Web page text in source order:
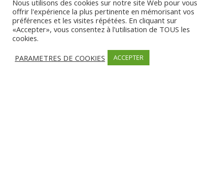
Nous utilisons des cookies sur notre site Web pour vous
offrir l'expérience la plus pertinente en mémorisant vos
préférences et les visites répétées. En cliquant sur
«Accepter», vous consentez à l'utilisation de TOUS les
cookies.
PARAMETRES DE COOKIES
ACCEPTER